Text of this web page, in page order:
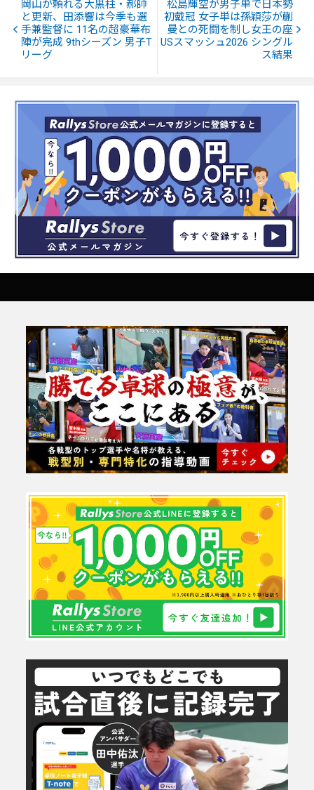
岡山が頼れる大黒柱・郝帥
と更新、田添響は今季も選
手兼監督に 11名の超豪華布
陣が完成 9thシーズン 男子T
リーグ
松島輝空が男子単で日本勢
初戴冠 女子単は孫穎莎が蒯
曼との死闘を制し女王の座
USスマッシュ2026 シングル
ス結果